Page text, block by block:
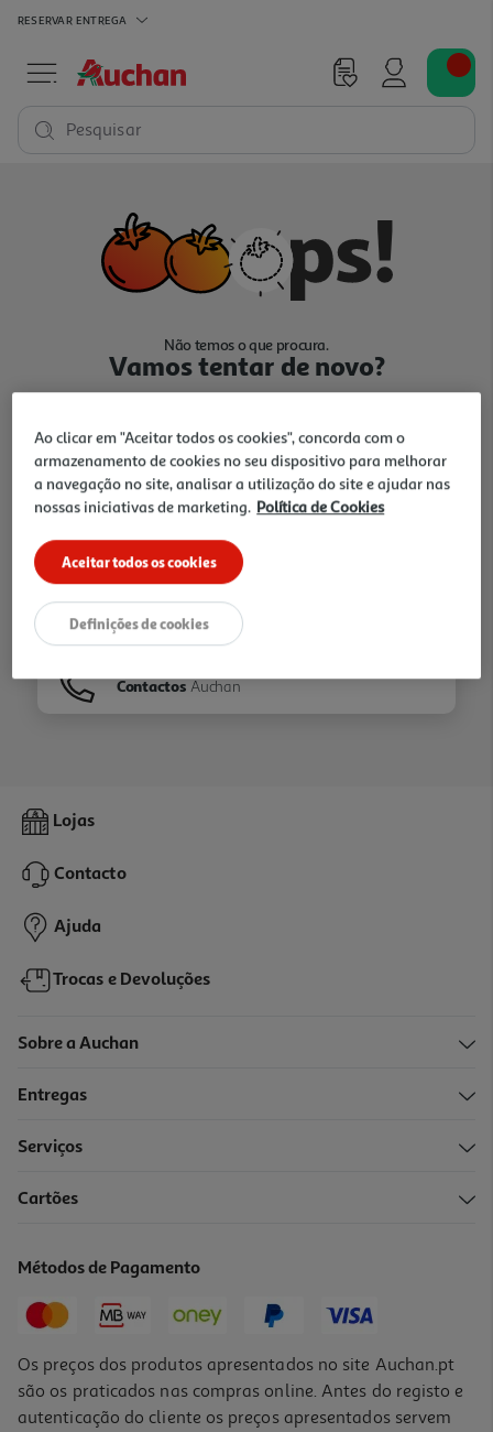
RESERVAR ENTREGA
Pesquisar
Não temos o que procura.
Vamos tentar de novo?
Ir para Homepage
Folhetos
Contactos Auchan
Lojas
Contacto
Ajuda
Trocas e Devoluções
Sobre a Auchan
Entregas
Serviços
Cartões
Métodos de Pagamento
Os preços dos produtos apresentados no site Auchan.pt
são os praticados nas compras online. Antes do registo e
autenticação do cliente os preços apresentados servem
Ao clicar em "Aceitar todos os cookies", concorda com o
armazenamento de cookies no seu dispositivo para melhorar
a navegação no site, analisar a utilização do site e ajudar nas
nossas iniciativas de marketing. Política de Cookies
Aceitar todos os cookies
Definições de cookies